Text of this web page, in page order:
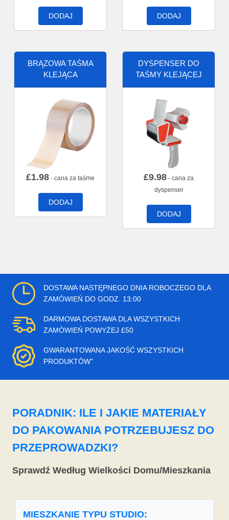
DODAJ DODAJ
BRĄZOWA TAŚMA
KLEJĄCA
£1.98 - cana za taśme
DODAJ
DYSPENSER DO
TAŚMY KLEJĄCEJ
£9.98 - cana za
dyspenser
DODAJ
DOSTAWA NASTĘPNEGO DNIA ROBOCZEGO DLA
ZAMÓWIEŃ DO GODZ. 13:00
DARMOWA DOSTAWA DLA WSZYSTKICH
ZAMÓWIEŃ POWYŻEJ £50
GWARANTOWANA JAKOŚĆ WSZYSTKICH
PRODUKTÓW"
PORADNIK: ILE I JAKIE MATERIAŁY
DO PAKOWANIA POTRZEBUJESZ DO
PRZEPROWADZKI?
Sprawdź Według Wielkości Domu/Mieszkania
MIESZKANIE TYPU STUDIO: